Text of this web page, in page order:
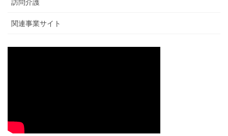
訪問介護
関連事業サイト